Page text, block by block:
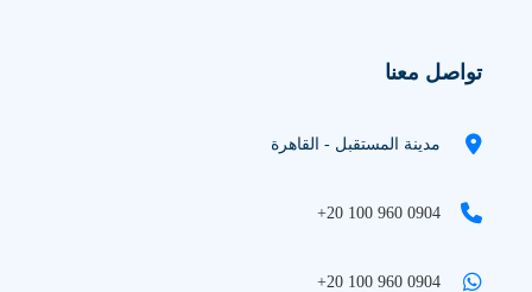
تواصل معنا
مدينة المستقبل - القاهرة
+20 100 960 0904
+20 100 960 0904